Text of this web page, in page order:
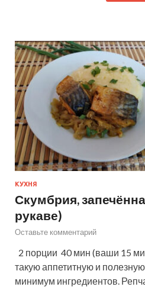
КУХНЯ
Скумбрия,
рукаве)
Оставьте комментарий
2 порции 40 мин (ваши 15
такую аппетитную и
минимум ингредиентов.